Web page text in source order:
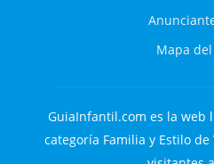
Mapa
GuiaInfantil.com es la web
categoría Familia y Estilo